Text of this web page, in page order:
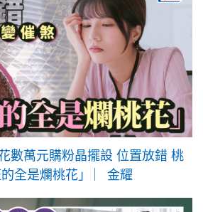
數萬元購粉晶擺設 位置放錯 桃
全是爛桃花」 ︳金耀